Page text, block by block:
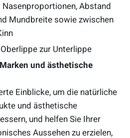
Nasenproportionen, Abstand
Mundbreite sowie zwischen
Oberlippe zur Unterlippe
und ästhetische
Einblicke, um die natürliche
und ästhetische
und helfen Sie Ihrer
Aussehen zu erzielen,